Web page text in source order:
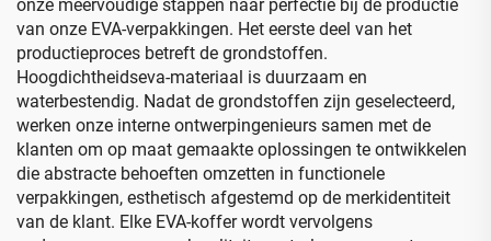
onze meervoudige stappen naar perfectie bij de productie
van onze EVA-verpakkingen. Het eerste deel van het
productieproces betreft de grondstoffen.
Hoogdichtheidseva-materiaal is duurzaam en
waterbestendig. Nadat de grondstoffen zijn geselecteerd,
werken onze interne ontwerpingenieurs samen met de
klanten om op maat gemaakte oplossingen te ontwikkelen
die abstracte behoeften omzetten in functionele
verpakkingen, esthetisch afgestemd op de merkidentiteit
van de klant. Elke EVA-koffer wordt vervolgens